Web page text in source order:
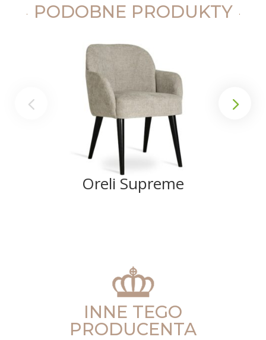
PODOBNE PRODUKTY
Oreli Supreme
INNE TEGO
PRODUCENTA